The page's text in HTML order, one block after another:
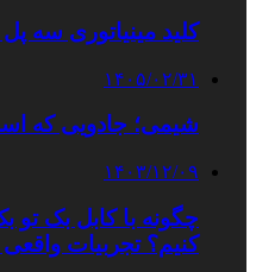
کلید مینیاتوری سه پل
۱۴۰۵/۰۲/۳۱
شیمی؛ جادویی که
۱۴۰۳/۱۲/۰۹
چگونه با کابل بک تو
کنیم؟ تجربیات واقعی